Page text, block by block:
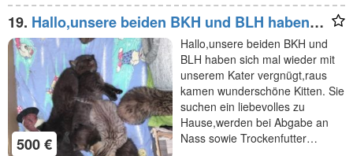
19. Hallo,unsere beiden BKH und BLH haben
sich mal wieder
500 €
Hallo,unsere beiden BKH und
BLH haben sich mal wieder mit
unserem Kater vergnügt,raus
kamen wunderschöne Kitten. Sie
suchen ein liebevolles zu
Hause,werden bei Abgabe an
Nass sowie Trockenfutter…